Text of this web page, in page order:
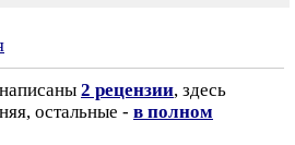
2 рецензии, здесь
остальные - в полном